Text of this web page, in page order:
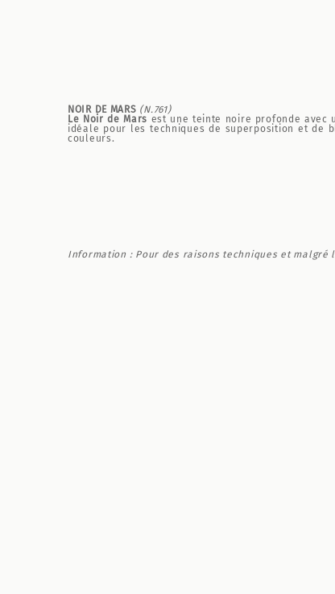
NOIR DE MARS (N.761)
Le Noir de Mars est une teinte noire profonde avec
idéale pour les techniques de superposition et de
couleurs.
Information : Pour des raisons techniques et